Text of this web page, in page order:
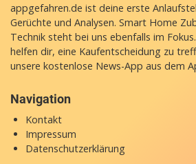
appgefahren.de ist deine erste
Gerüchte und Analysen. Smart Home
Technik steht bei uns ebenfalls im
helfen dir, eine Kaufentscheidung zu
unsere kostenlose News-App aus dem
Navigation
Kontakt
Impressum
Datenschutzerklärung